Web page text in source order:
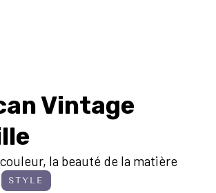
Vintage
la beauté de la matière
STYLE